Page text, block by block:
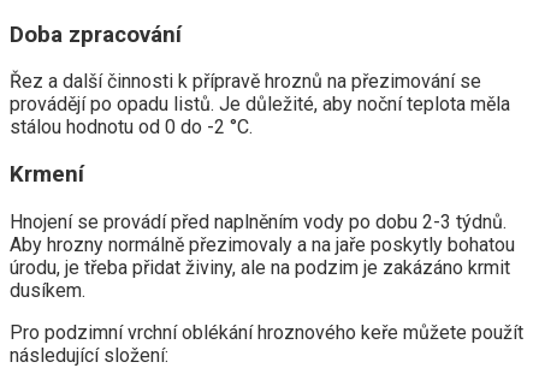
Doba zpracování
Řez a další činnosti k přípravě hroznů na přezimování se
provádějí po opadu listů. Je důležité, aby noční teplota měla
stálou hodnotu od 0 do -2 °C.
Krmení
Hnojení se provádí před naplněním vody po dobu 2-3 týdnů.
Aby hrozny normálně přezimovaly a na jaře poskytly bohatou
úrodu, je třeba přidat živiny, ale na podzim je zakázáno krmit
dusíkem.
Pro podzimní vrchní oblékání hroznového keře můžete použít
následující složení: